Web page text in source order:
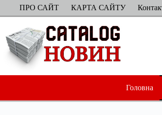
ПерейтиПРО САЙТ КАРТА САЙТУ
Головна